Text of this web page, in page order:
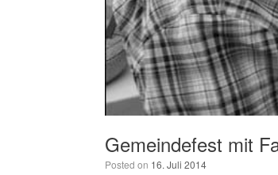
Gemeindefest mit
Posted on 16. Juli 2014